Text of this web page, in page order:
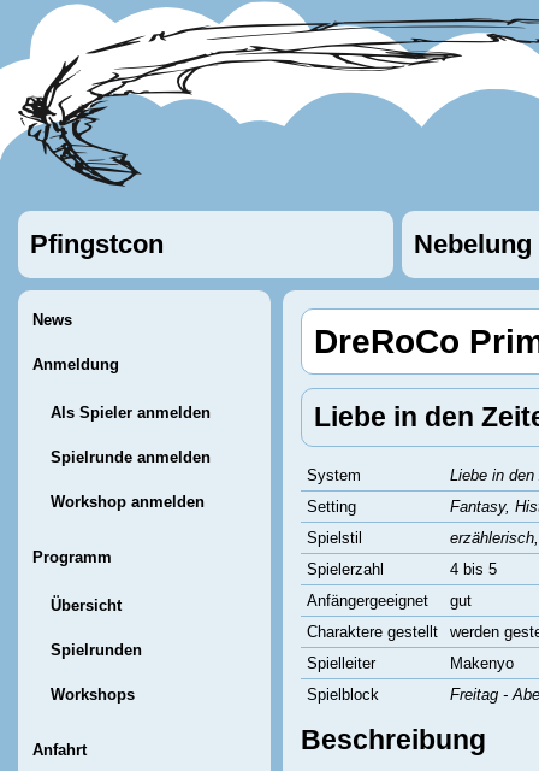
Pfingstcon Nebelung
News
Anmeldung
Als Spieler anmelden
Spielrunde anmelden
Workshop anmelden
Programm
Übersicht
Spielrunden
Workshops
Anfahrt
DreRoCo
Liebe in den
System
Liebe in
Setting
Fantasy,
Spielstil
Spielerzahl
4 bis 5
Anfängergeeignet
gut
Charaktere gestellt
werden
Spielleiter
Makenyo
Spielblock
Freitag -
Beschreibung